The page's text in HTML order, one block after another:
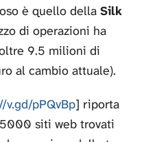
è quello della Silk
di operazioni ha
9.5 milioni di
al cambio attuale).
v.gd/pPQvBp] riporta
siti web trovati